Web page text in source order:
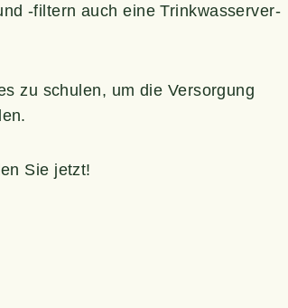
‑fil­tern auch eine Trink­was­ser­ver­
zu schu­len, um die Ver­sor­gung
Sie jetzt!